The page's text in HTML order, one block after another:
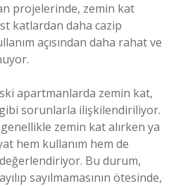
projelerinde, zemin kat
katlardan daha cazip
açısından daha rahat ve
apartmanlarda zemin kat,
sorunlarla ilişkilendiriliyor.
zemin kat alırken ya
hem kullanım hem de
Bu durum,
sayılmamasının ötesinde,